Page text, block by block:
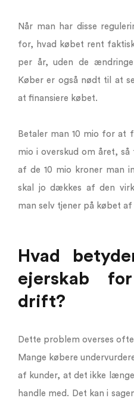
Når man har disse
for, hvad købet rent
per år, uden de
Køber er også nødt til at
at finansiere købet.
Betaler man 10 mio for at
mio i overskud om året,
af de 10 mio kroner man
skal jo dækkes af den
man selv tjener på købet af
Hvad
ejerskab
drift?
Dette problem overses
Mange købere
af kunder, at det ikke
handle med. Det kan i